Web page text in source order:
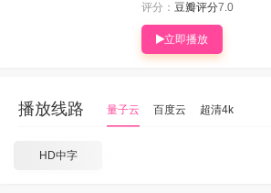
评分： 豆瓣评分7.0
立即播放
播放线路 量子云 百度云 超清4k
HD中字